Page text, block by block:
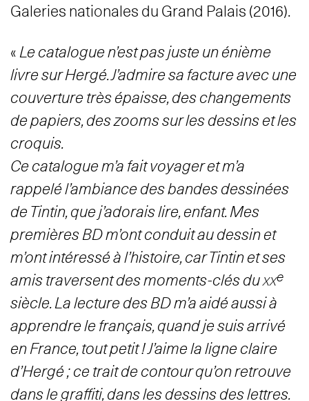
Galeries nationales du Grand Palais (2016).
«Le catalogue n’est pas juste un énième
livre sur Hergé. J’admire sa facture avec une
couverture très épaisse, des changements
de papiers, des zooms sur les dessins et les
croquis.
Ce catalogue m’a fait voyager et m’a
rappelé l’ambiance des bandes dessinées
de Tintin, que j’adorais lire, enfant. Mes
premières BD m’ont conduit au dessin et
m’ont intéressé à l’histoire, car Tintin et ses
amis traversent des moments-clés duxxe
siècle. La lecture des BD m’a aidé aussi à
apprendre le français, quand je suis arrivé
en France, tout petit ! J’aime la ligne claire
d’Hergé ; ce trait de contour qu’on retrouve
dans le graffiti, dans les dessins des lettres.